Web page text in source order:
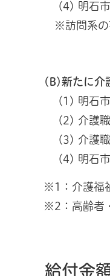
(4) 明石市
※訪問系の
(B)新たに介
(1) 明石市
(2) 介護職
(3) 介護職
(4) 明石市
※1：介護福
※2：高齢者
給付金